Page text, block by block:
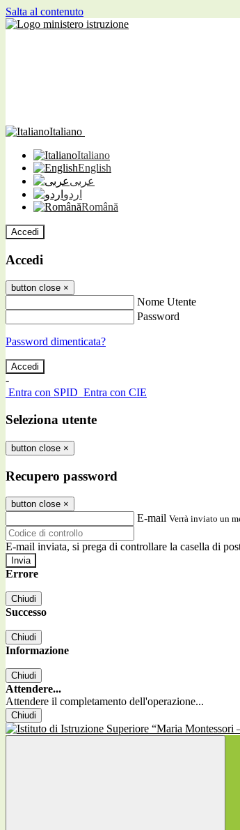
Salta al contenuto
Italiano
Italiano
English
عربى
اردو
Română
Accedi
Accedi
button close ×
Nome Utente
Password
Password dimenticata?
-
Entra con SPID Entra con CIE
Seleziona utente
button close ×
Recupero password
button close ×
E-mail Verrà inviato un
E-mail inviata, si prega di controllare la casella di
Errore
Chiudi
Successo
Chiudi
Informazione
Chiudi
Attendere...
Attendere il completamento dell'operazione...
Chiudi